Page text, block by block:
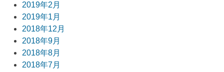
2019年2月
2019年1月
2018年12月
2018年9月
2018年8月
2018年7月